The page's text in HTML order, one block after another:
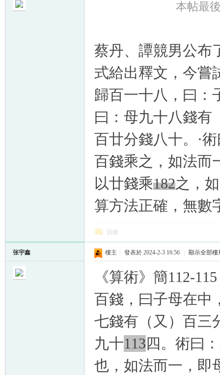
本帖最
蔡丹、譚競男公布
式給出釋文，今嘗
歸百一十八，曰：
曰：母九十八錢有
百廿分錢八十。·
百錢乘之，如法而
以廿錢乘182之，
算方法正確，無數
回復
张宇鑫 樓主 發表於 2024-2-3 16:56 顯示全部樓
《算術》簡112-
百錢，曰子母在中
七錢有（又）百三
九十113四。術曰
也，如法而一，即